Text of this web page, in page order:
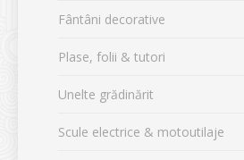
Fântâni decorative
Plase, folii & tutori
Unelte grădinărit
Scule electrice & motoutilaje